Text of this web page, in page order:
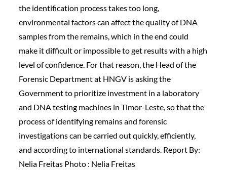
the identification process takes too long,
environmental factors can affect the quality of DNA
samples from the remains, which in the end could
make it difficult or impossible to get results with a high
level of confidence. For that reason, the Head of the
Forensic Department at HNGV is asking the
Government to prioritize investment in a laboratory
and DNA testing machines in Timor-Leste, so that the
process of identifying remains and forensic
investigations can be carried out quickly, efficiently,
and according to international standards. Report By:
Nelia Freitas Photo : Nelia Freitas